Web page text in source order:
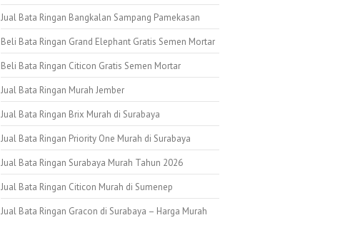
Jual Bata Ringan Bangkalan Sampang Pamekasan
Beli Bata Ringan Grand Elephant Gratis Semen Mortar
Beli Bata Ringan Citicon Gratis Semen Mortar
Jual Bata Ringan Murah Jember
Jual Bata Ringan Brix Murah di Surabaya
Jual Bata Ringan Priority One Murah di Surabaya
Jual Bata Ringan Surabaya Murah Tahun 2026
Jual Bata Ringan Citicon Murah di Sumenep
Jual Bata Ringan Gracon di Surabaya – Harga Murah